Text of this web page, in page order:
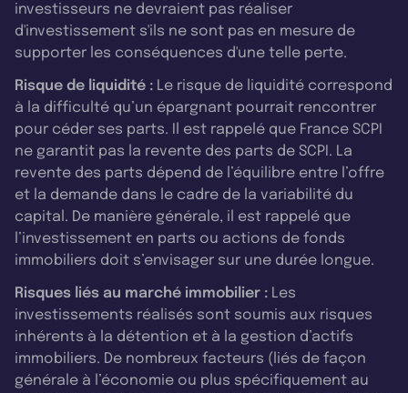
investisseurs ne devraient pas réaliser
d'investissement s'ils ne sont pas en mesure de
supporter les conséquences d'une telle perte.
Risque de liquidité : Le risque de liquidité correspond
à la difficulté qu’un épargnant pourrait rencontrer
pour céder ses parts. Il est rappelé que France SCPI
ne garantit pas la revente des parts de SCPI. La
revente des parts dépend de l’équilibre entre l’offre
et la demande dans le cadre de la variabilité du
capital. De manière générale, il est rappelé que
l’investissement en parts ou actions de fonds
immobiliers doit s’envisager sur une durée longue.
Risques liés au marché immobilier : Les
investissements réalisés sont soumis aux risques
inhérents à la détention et à la gestion d’actifs
immobiliers. De nombreux facteurs (liés de façon
générale à l’économie ou plus spécifiquement au